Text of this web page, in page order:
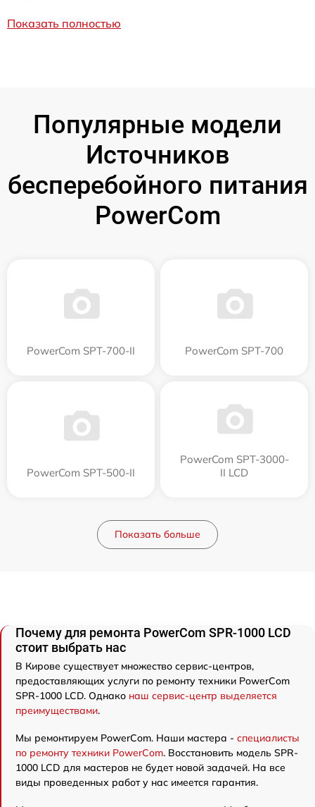
Показать полностью
Популярные модели
Источников
бесперебойного питания
PowerCom
PowerCom SPT-700-II PowerCom SPT-700
PowerCom SPT-500-II
PowerCom SPT-3000-
II LCD
Показать больше
Почему для ремонта PowerCom SPR-1000 LCD
стоит выбрать нас
В Кирове существует множество сервис-центров,
предоставляющих услуги по ремонту техники PowerCom
SPR-1000 LCD. Однако наш сервис-центр выделяется
преимуществами.
Мы ремонтируем PowerCom. Наши мастера - специалисты
по ремонту техники PowerCom. Восстановить модель SPR-
1000 LCD для мастеров не будет новой задачей. На все
виды проведенных работ у нас имеется гарантия.